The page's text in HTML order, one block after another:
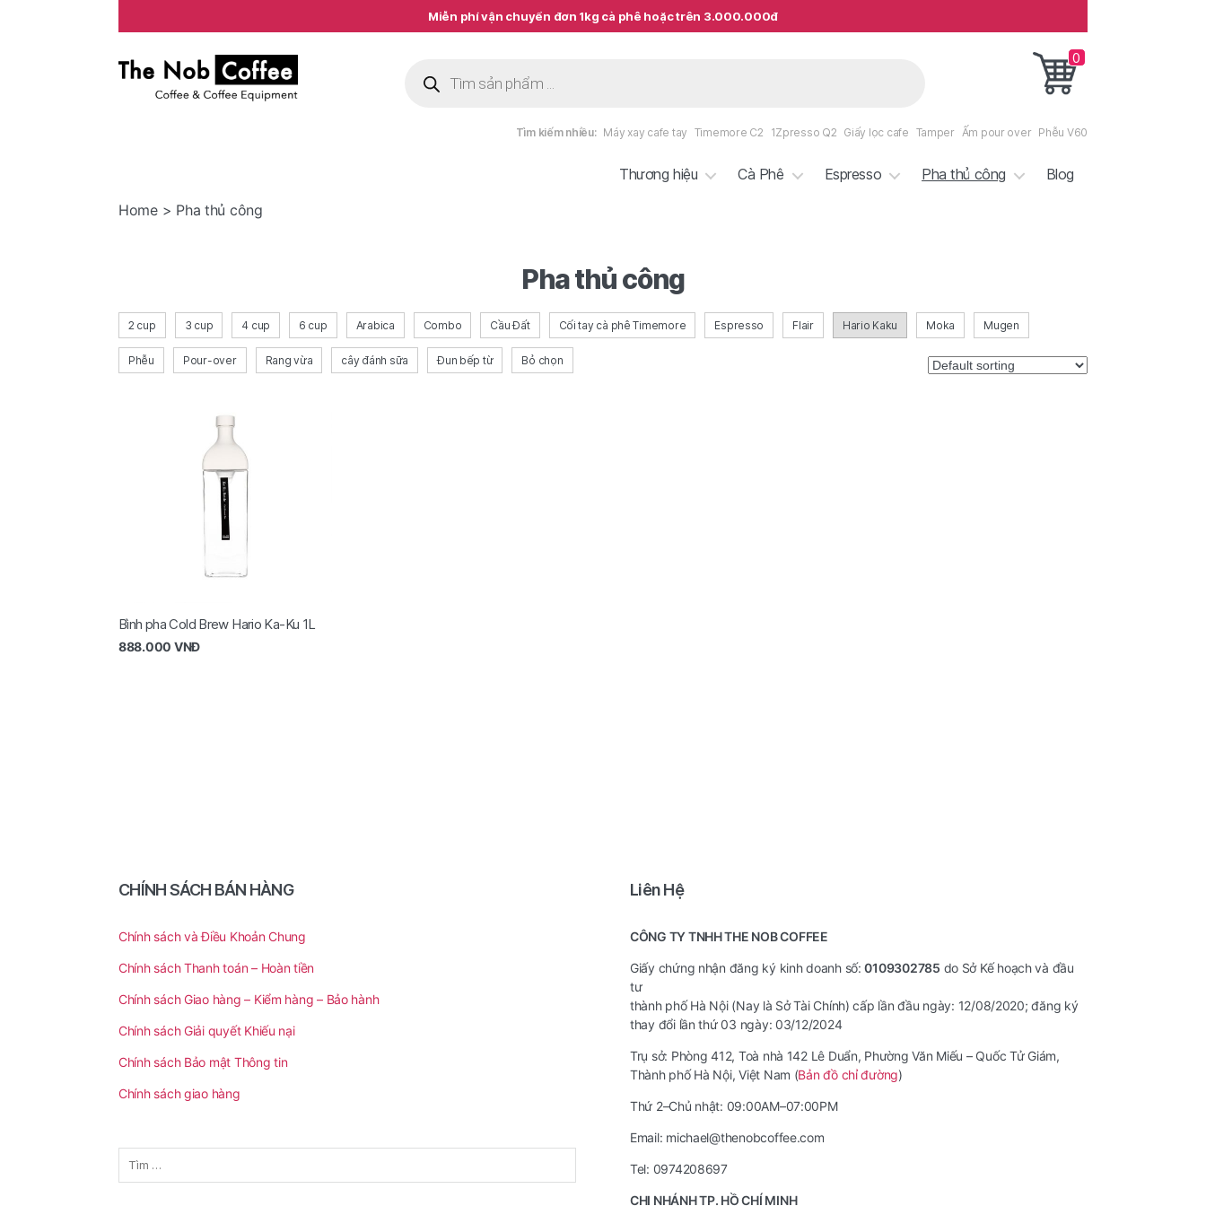
Miễn phí vận chuyển đơn 1kg cà phê hoặc trên 3.000.000đ
kiếm
0
Tìm kiếm nhiều: Máy xay cafe tay Timemore C2 1Zpresso Q2 Giấy lọc cafe Tamper Ấm pour over Phễu V60
Thương hiệu Cà Phê Espresso Pha thủ công
Blog
Home> Pha thủ công
Pha thủ công
2 cup 3 cup 4 cup 6 cup Arabica Combo Cầu Đất Cối tay cà phê Timemore Espresso Flair Hario Kaku Moka Mugen
Phễu Pour-over Rang vừa cây đánh sữa Đun bếp từ Bỏ chọn
Bình pha Cold Brew Hario Ka-Ku 1L
888.000 VNĐ
CHÍNH SÁCH BÁN HÀNG
Chính sách và Điều Khoản Chung
Chính sách Thanh toán – Hoàn tiền
Chính sách Giao hàng – Kiểm hàng – Bảo hành
Chính sách Giải quyết Khiếu nại
Chính sách Bảo mật Thông tin
Chính sách giao hàng
Tìm
kiếm
Liên Hệ
CÔNG TY TNHH THE NOB COFFEE
Giấy chứng nhận đăng ký kinh doanh số:0109302785 do Sở Kế hoạch và đầu
tư
thành phố Hà Nội (Nay là Sở Tài Chính) cấp lần đầu ngày: 12/08/2020; đăng ký
thay đổi lần thứ 03 ngày: 03/12/2024
Trụ sở: Phòng 412, Toà nhà 142 Lê Duẩn, Phường Văn Miếu – Quốc Tử Giám,
Thành phố Hà Nội, Việt Nam (Bản đồ chỉ đường)
Thứ 2–Chủ nhật: 09:00AM–07:00PM
Email: michael@thenobcoffee.com
Tel: 0974208697
CHI NHÁNH TP. HỒ CHÍ MINH